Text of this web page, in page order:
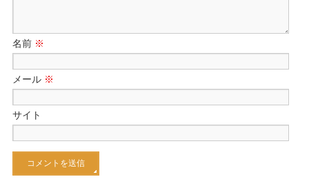
名前 ※
メール ※
サイト